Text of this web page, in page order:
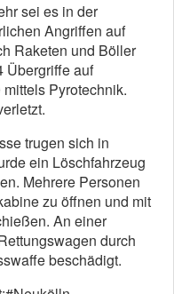
sei es in der
Angriffen auf
Raketen und Böller
Übergriffe auf
Pyrotechnik.
trugen sich in
ein Löschfahrzeug
Mehrere Personen
zu öffnen und mit
An einer
durch
beschädigt.